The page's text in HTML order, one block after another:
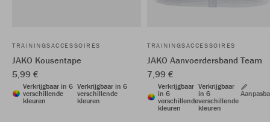
TRAININGSACCESSOIRES
JAKO Kousentape
5,99 €
Verkrijgbaar in 6
verschillende
kleuren
Verkrijgbaar in 6
verschillende
kleuren
TRAININGSACCESSOIRES
JAKO Aanvoerdersband Team
7,99 €
Verkrijgbaar
in 6
verschillende
kleuren
Verkrijgbaar
in 6
verschillende
kleuren